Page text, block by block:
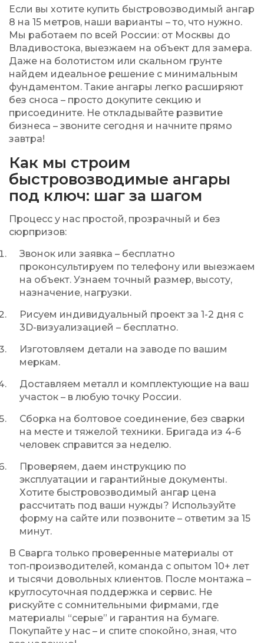
Если вы хотите купить быстровозводимый ангар
8 на 15 метров, наши варианты – то, что нужно.
Мы работаем по всей России: от Москвы до
Владивостока, выезжаем на объект для замера.
Даже на болотистом или скальном грунте
найдем идеальное решение с минимальным
фундаментом. Такие ангары легко расширяют
без сноса – просто докупите секцию и
присоедините. Не откладывайте развитие
бизнеса – звоните сегодня и начните прямо
завтра!
Как мы строим
быстровозводимые ангары
под ключ: шаг за шагом
Процесс у нас простой, прозрачный и без
сюрпризов:
Звонок или заявка – бесплатно
проконсультируем по телефону или выезжаем
на объект. Узнаем точный размер, высоту,
назначение, нагрузки.
Рисуем индивидуальный проект за 1-2 дня с
3D-визуализацией – бесплатно.
Изготовляем детали на заводе по вашим
меркам.
Доставляем металл и комплектующие на ваш
участок – в любую точку России.
Сборка на болтовое соединение, без сварки
на месте и тяжелой техники. Бригада из 4-6
человек справится за неделю.
Проверяем, даем инструкцию по
эксплуатации и гарантийные документы.
Хотите быстровозводимый ангар цена
рассчитать под ваши нужды? Используйте
форму на сайте или позвоните – ответим за 15
минут.
В Сварга только проверенные материалы от
топ-производителей, команда с опытом 10+ лет
и тысячи довольных клиентов. После монтажа –
круглосуточная поддержка и сервис. Не
рискуйте с сомнительными фирмами, где
материалы “серые” и гарантия на бумаге.
Покупайте у нас – и спите спокойно, зная, что